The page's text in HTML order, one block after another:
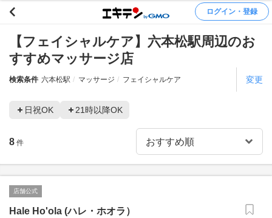
ログイン・登録
【フェイシャルケア】六本松駅周辺のお
すすめマッサージ店
検索条件 六本松駅 マッサージ フェイシャルケア 変更
日祝OK 21時以降OK
8 件
店舗公式
Hale Ho'ola (ハレ・ホオラ）